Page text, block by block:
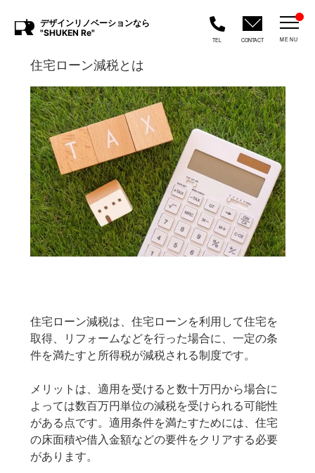
デザインリノベーションなら
"SHUKEN Re"
TEL CONTACT MENU
住宅ローン減税とは
住宅ローン減税は、住宅ローンを利用して住宅を
取得、リフォームなどを行った場合に、一定の条
件を満たすと所得税が減税される制度です。
メリットは、適用を受けると数十万円から場合に
よっては数百万円単位の減税を受けられる可能性
がある点です。適用条件を満たすためには、住宅
の床面積や借入金額などの要件をクリアする必要
があります。